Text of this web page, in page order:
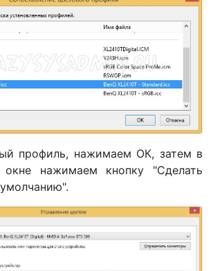
профиль, нажимаем ОК, затем в
нажимаем кнопку "Сделать